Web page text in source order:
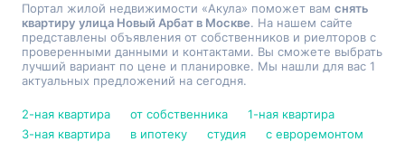
Портал жилой недвижимости «Акула» поможет вам снять
квартиру улица Новый Арбат в Москве. На нашем сайте
представлены объявления от собственников и риелторов с
проверенными данными и контактами. Вы сможете выбрать
лучший вариант по цене и планировке. Мы нашли для вас 1
актуальных предложений на сегодня.
2-ная квартира от собственника
1-ная квартира
3-ная квартира
в ипотеку студия
с евроремонтом